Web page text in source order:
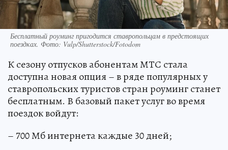
Бесплатный роуминг пригодится ставропольцам в предстоящих
поездках. Фото: Vulp/Shutterstock/Fotodom
К сезону отпусков абонентам МТС стала
доступна новая опция – в ряде популярных у
ставропольских туристов стран роуминг станет
бесплатным. В базовый пакет услуг во время
поездок войдут:
– 700 Мб интернета каждые 30 дней;